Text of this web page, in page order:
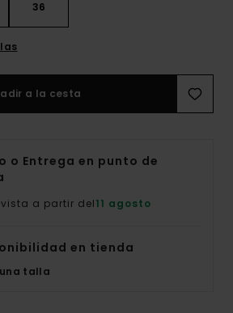
36
a la cesta
o Entrega en punto de
a partir del11 agosto
en tienda
talla